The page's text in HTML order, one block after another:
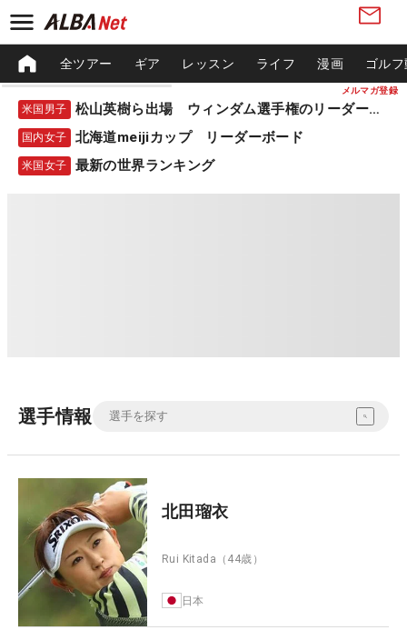
メルマガ登録
全ツアー ギア レッスン ライフ 漫画 ゴル
米国男子 松山英樹ら出場 ウィンダム選手権のリーダーボード
国内女子 北海道meijiカップ リーダーボード
米国女子 最新の世界ランキング
選手情報
北田瑠衣
Rui Kitada （44歳）
日本